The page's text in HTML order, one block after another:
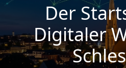
Der
Digitaler